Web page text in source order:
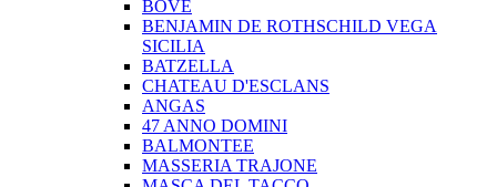
BOVE
BENJAMIN DE ROTHSCHILD VEGA
SICILIA
BATZELLA
CHATEAU D'ESCLANS
ANGAS
47 ANNO DOMINI
BALMONTEE
MASSERIA TRAJONE